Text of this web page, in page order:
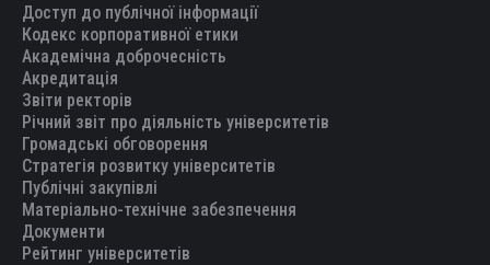
Доступ до публічної інформації
Кодекс корпоративної етики
Академічна доброчесність
Акредитація
Звіти ректорів
Річний звіт про діяльність університетів
Громадські обговорення
Стратегія розвитку університетів
Публічні закупівлі
Матеріально-технічне забезпечення
Документи
Рейтинг університетів